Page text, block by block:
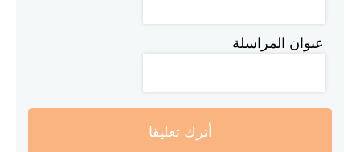
عنوان المراسلة
أترك تعليقا